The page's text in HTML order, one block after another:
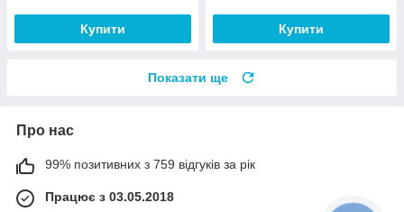
Купити Купити
Показати ще
Про нас
99% позитивних з 759 відгуків за рік
Працює з 03.05.2018